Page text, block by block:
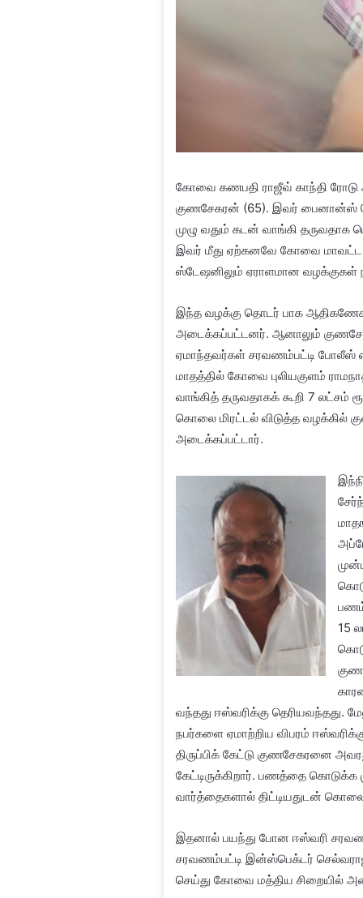
கோவை கணபதி ராஜீவ் காந்தி ரோடு
குணசேகரன் (65). இவர் பைனான்ஸ்
முழு வதும் கடன் வாங்கி தருவதாக
இவர் மீது ஏற்கனவே கோவை மாவட்ட
ஸ்டேஷனிலும் ஏராளமான வழக்குகள்
இந்த வழக்கு தொடர் பாக
அடைக்கப்பட்டனர். ஆனாலும்
ஏமாந்தவர்கள் சரவணம்பட்டி
மாதத்தில் கோவை புலியகுளம்
வாங்கித் தருவதாகக் கூறி 7 லட்சம்
கொலை மிரட்டல் விடுத்த வழக்கில்
அடைக்கப்பட்டார்.
பணம்
15
வந்தது ஈஸ்வரிக்கு தெரியவந்தது.
நபர்களை ஏமாற்றிய விபரம்
திருப்பிக் கேட்டு குணசேகரனை
கேட்டிருக்கிறார். பணத்தை கொடுக்க
வார்த்தைகளால் திட்டியதுடன் கொலை
இதனால் பயந்து போன ஈஸ்வரி
சரவணம்பட்டி இன்ஸ்பெக்டர்
செய்து கோவை மத்திய சிறையில்